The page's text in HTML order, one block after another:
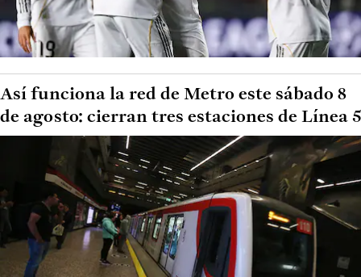
Así funciona la red de Metro este sábado 8
de agosto: cierran tres estaciones de Línea 5